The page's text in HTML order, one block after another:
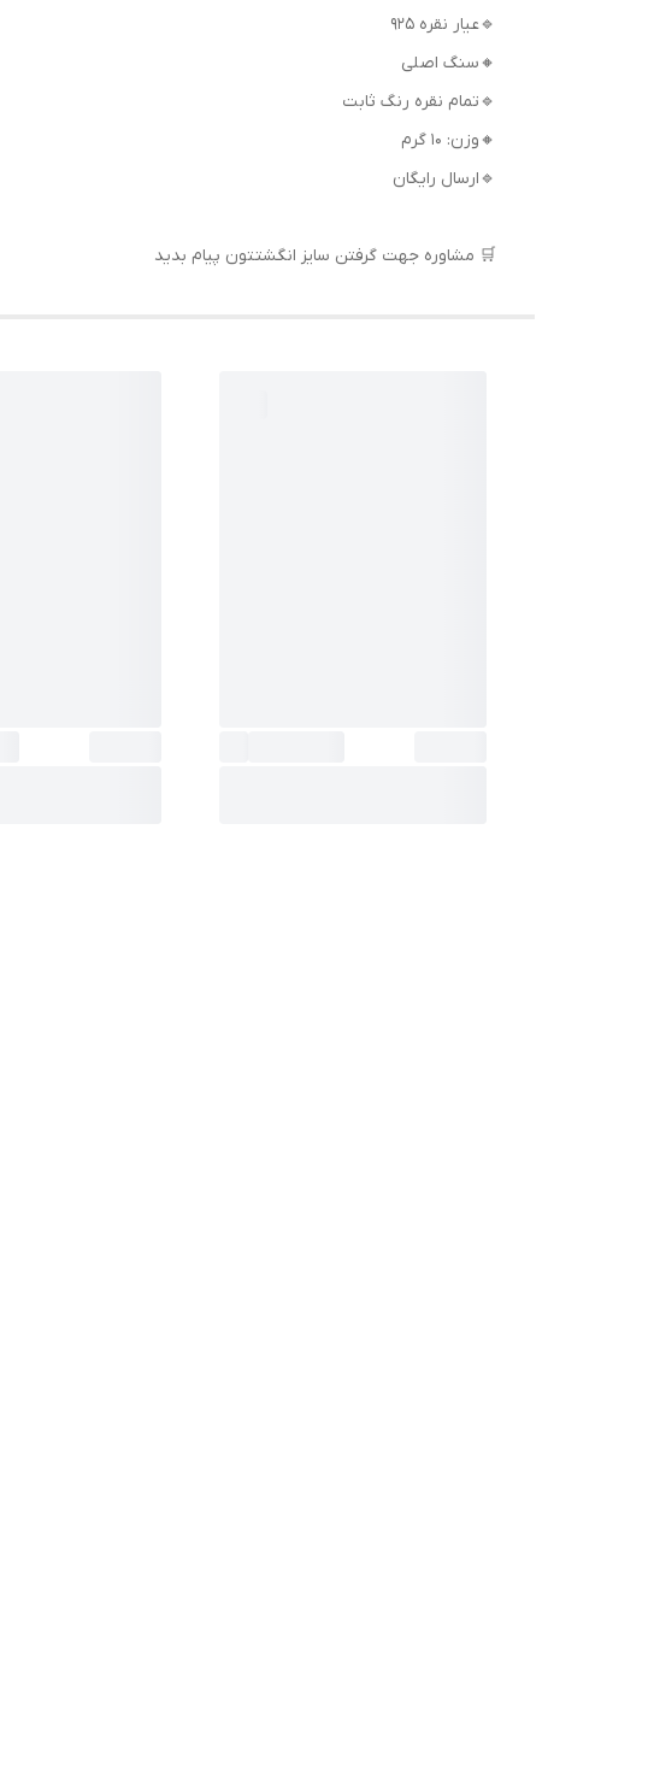
🔹عیار نقره 925
🔸سنگ اصلی
🔹تمام نقره رنگ ثابت
🔸وزن: 10 گرم
🔹ارسال رایگان
🛒 مشاوره جهت گرفتن سایز انگشتتون پیام بدید